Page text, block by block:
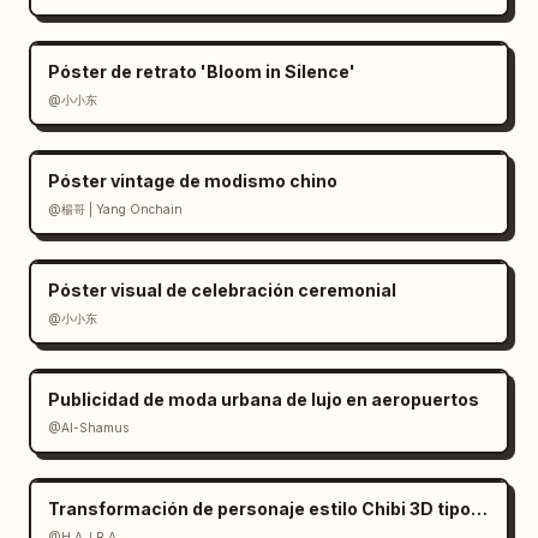
derecha","count":5,"labels":["3 minutos
diarios de retracción de barbilla","5 minutos
diarios de apertura contra la pared","5
minutos diarios de fortalecimiento de glúteos
y piernas","10 respiraciones correctivas al
de pie"],"details":"tarjeta de lista de
verificación vertical con iconos circulares y
concisas"}],"footer_quote":"Esto no es
más relajado, erguido y seguro mediante la
calibración de la postura, el ajuste del
centro de gravedad y la gestión de las líneas
del vestuario."},"composition":"póster
horizontal, infografía densa estilo informe,
líneas divisorias finas, paneles con bordes,
Póster de retrato 'Bloom in Silence'
@小小东
Póster vintage de modismo chino
@楊哥 | Yang Onchain
Póster visual de celebración ceremonial
@小小东
Publicidad de moda urbana de lujo en aeropuertos
@Al-Shamus
Transformación de personaje estilo Chibi 3D tipo Pixar